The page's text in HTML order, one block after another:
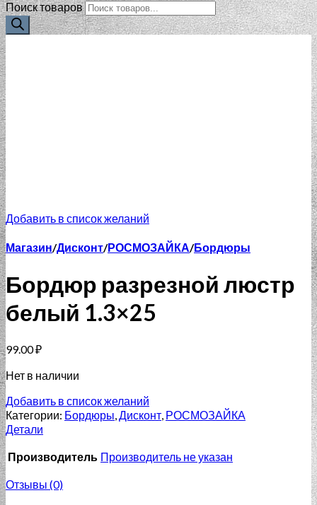
Поиск товаров
Добавить в список желаний
Магазин/Дисконт/РОСМОЗАЙКА/Бордюры
Бордюр разрезной люстр
белый 1.3×25
99.00₽
Нет в наличии
Добавить в список желаний
Категории: Бордюры,Дисконт, РОСМОЗАЙКА
Детали
Производитель Производитель не указан
Отзывы (0)